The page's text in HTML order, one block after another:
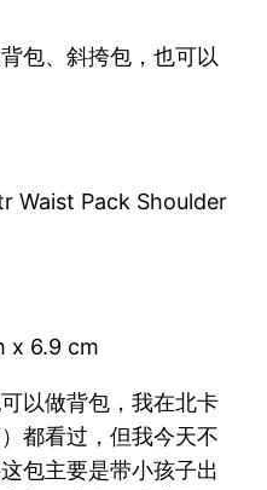
包、斜挎包，也可以
Waist Pack Shoulder
x 6.9 cm
以做背包，我在北卡
都看过，但我今天不
包主要是带小孩子出